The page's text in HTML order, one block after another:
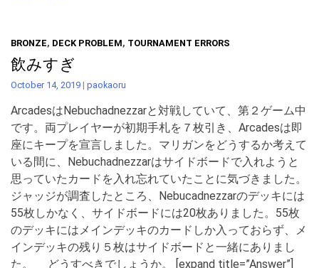
BRONZE, DECK PROBLEM, TOURNAMENT ERRORS
飲みすぎ
October 14, 2019 | paokaoru
ArcadesはNebuchadnezzarと対戦していて、第２ゲーム中
です。両プレイヤーが初期手札を７枚引き、Arcadesは即
座にキープを宣言しました。マリガンをどうするか考えて
いる間に、Nebuchadnezzarはサイドボードで入れようと
思っていたカードを入れ忘れていたことに気づきました。
ジャッジが調査したところ、Nebucadnezzarのデッキには
55枚しかなく、サイドボードには20枚ありました。55枚
のデッキにはメインデッキのカードしか入っておらず、メ
インデッキの残り５枚はサイドボードと一緒にありまし
た。 どうすべきでしょうか。 [expand title=”Answer”]